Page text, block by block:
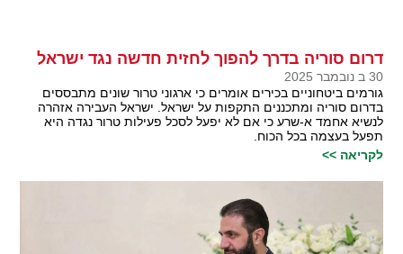
דרום סוריה בדרך להפוך לחזית חדשה נגד ישראל
30 ב נובמבר 2025
גורמים ביטחוניים בכירים אומרים כי ארגוני טרור שונים מתבססים
בדרום סוריה ומתכננים התקפות על ישראל. ישראל העבירה אזהרה
לנשיא אחמד א-שרע כי אם לא יפעל לסכל פעילות טרור נגדה היא
תפעל בעצמה בכל הכוח.
לקריאה >>